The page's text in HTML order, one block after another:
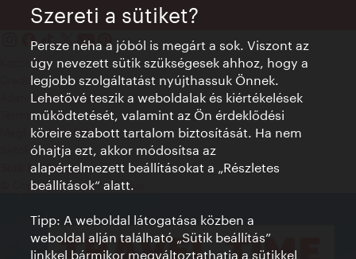
Kapcsolat
Credits
Adatvédelmi nyilatkozat
Terms of Use
Megközelíthetőség
Sajtókapcsolat
Sütik beállítása
© Copyright WienTourismus
Szereti a sütiket?
Persze néha a jóból is megárt a sok. Viszont az
úgy nevezett sütik szükségesek ahhoz, hogy a
legjobb szolgáltatást nyújthassuk Önnek.
Lehetővé teszik a weboldalak és kiértékelések
működtetését, valamint az Ön érdeklődési
köreire szabott tartalom biztosítását. Ha nem
óhajtja ezt, akkor módosítsa az
alapértelmezett beállításokat a „Részletes
beállítások“ alatt.
Tipp: A weboldal látogatása közben a
weboldal alján található „Sütik beállítás”
linkkel bármikor megváltoztathatja a sütikkel